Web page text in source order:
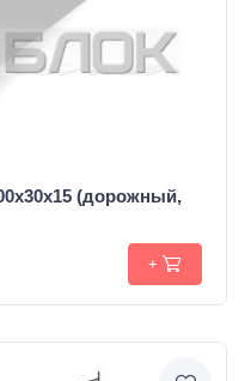
(дорожный,
+